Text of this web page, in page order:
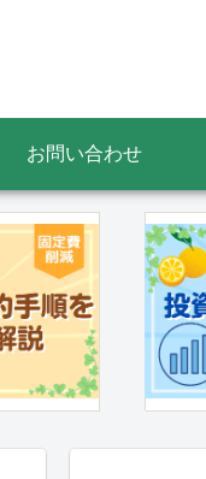
お問い合わせ